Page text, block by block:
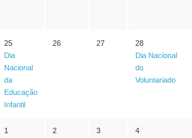
25
Dia
Nacional
da
Educação
Infantil
26 27
28
Dia Nacional
do
Voluntariado
1 2
3
4